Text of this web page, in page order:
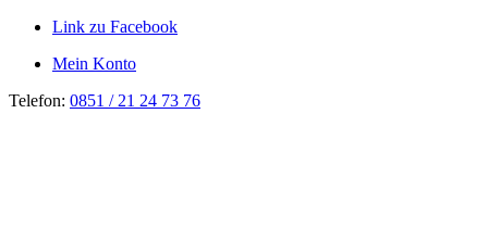
Link zu Facebook
Mein Konto
Telefon: 0851 / 21 24 73 76